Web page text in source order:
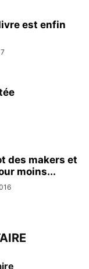
est enfin
des makers et
moins...